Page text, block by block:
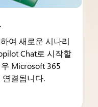
여 새로운 시나리
Chat로 시작할
Microsoft 365
결됩니다.